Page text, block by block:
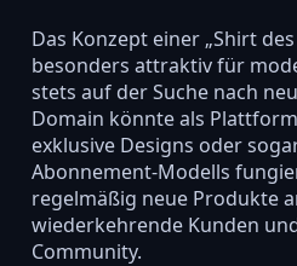
Das Konzept einer „Shirt
besonders attraktiv für
stets auf der Suche nach
Domain könnte als
exklusive Designs oder
Abonnement-Modells
regelmäßig neue Produkte
wiederkehrende Kunden
Community.